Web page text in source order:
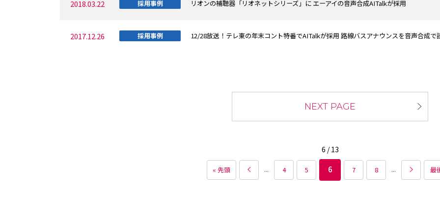
2018.03.22 採用事例 リオンの補聴器「リオネットシリーズ」に エーアイの音声合成AITalkが採用
2017.12.26 採用事例 12/28放送！テレ東の年末コント特番でAITalkが採用 路線バスアナウンスを音声合成で
NEXT PAGE
6 / 13
« 先頭 ... 4 5 6 7 8 ... 最